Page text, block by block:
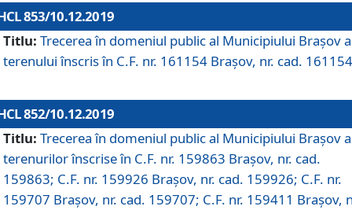
853/10.12.2019
Titlu: Trecerea în domeniul public al Municipiului Braşov a
terenului înscris în C.F. nr. 161154 Brașov, nr. cad.
852/10.12.2019
Titlu: Trecerea în domeniul public al Municipiului Braşov a
terenurilor înscrise în C.F. nr. 159863 Brașov, nr. cad.
159863; C.F. nr. 159926 Brașov, nr. cad. 159926; C.F. nr.
159707 Brașov, nr. cad. 159707; C.F. nr. 159411 Brașov,